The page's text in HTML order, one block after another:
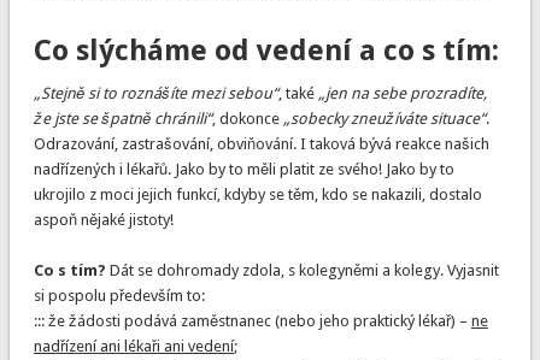
Co slýcháme od vedení a co s tím:
„Stejně si to roznášíte mezi sebou“, také „jen na sebe prozradíte,
že jste se špatně chránili“, dokonce „sobecky zneužíváte situace“.
Odrazování, zastrašování, obviňování. I taková bývá reakce našich
nadřízených i lékařů. Jako by to měli platit ze svého! Jako by to
ukrojilo z moci jejich funkcí, kdyby se těm, kdo se nakazili, dostalo
aspoň nějaké jistoty!
Co s tím? Dát se dohromady zdola, s kolegyněmi a kolegy. Vyjasnit
si pospolu především to:
::: že žádosti podává zaměstnanec (nebo jeho praktický lékař) – ne
nadřízení ani lékaři ani vedení;